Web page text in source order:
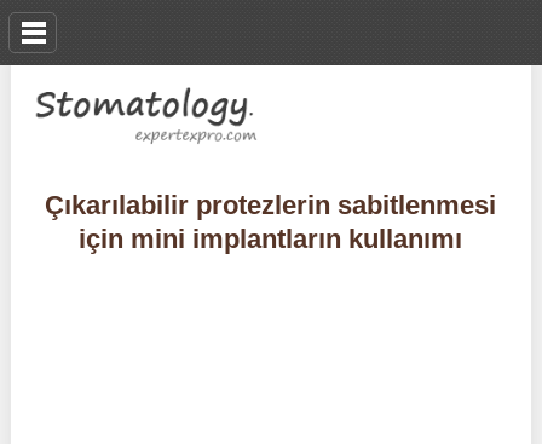
Çıkarılabilir protezlerin sabitlenmesi
için mini implantların kullanımı